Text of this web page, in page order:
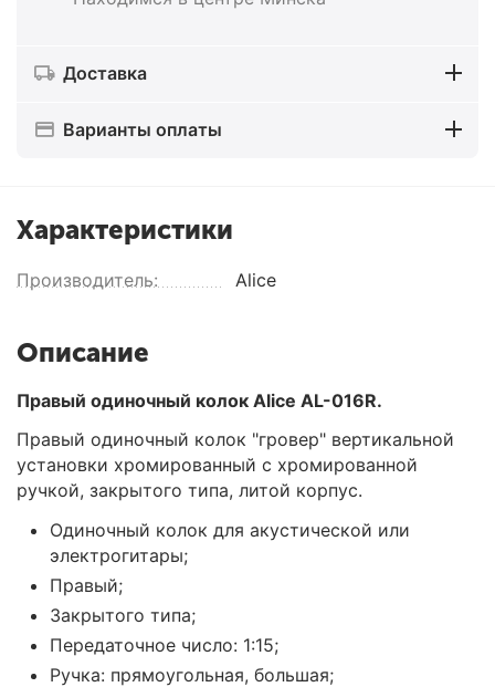
Доставка
Варианты оплаты
Характеристики
Производитель: Alice
Описание
Правый одиночный колок Alice AL-016R.
Правый одиночный колок "гровер" вертикальной
установки хромированный с хромированной
ручкой, закрытого типа, литой корпус.
Одиночный колок для акустической или
электрогитары;
Правый;
Закрытого типа;
Передаточное число: 1:15;
Ручка: прямоугольная, большая;